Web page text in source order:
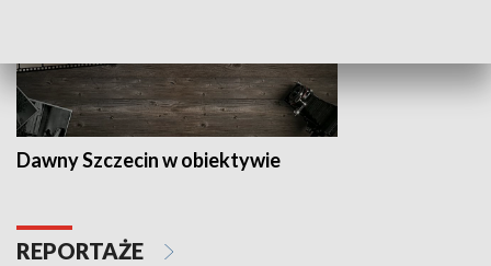
Dawny Szczecin w obiektywie
REPORTAŻE